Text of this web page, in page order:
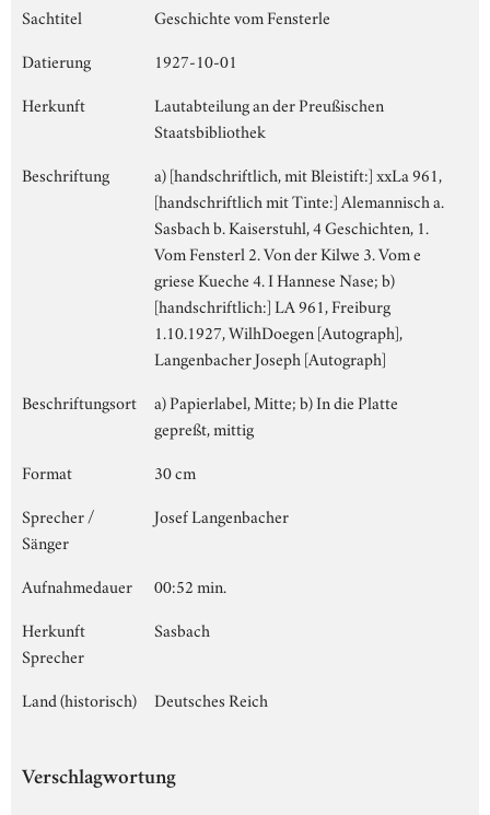
Sachtitel
Geschichte vom Fensterle
Datierung
1927-10-01
Herkunft
Lautabteilung an der Preußischen
Staatsbibliothek
Beschriftung
a) [handschriftlich, mit Bleistift:] xxLa 961,
[handschriftlich mit Tinte:] Alemannisch a.
Sasbach b. Kaiserstuhl, 4 Geschichten, 1.
Vom Fensterl 2. Von der Kilwe 3. Vom e
griese Kueche 4. I Hannese Nase; b)
[handschriftlich:] LA 961, Freiburg
1.10.1927, WilhDoegen [Autograph],
Langenbacher Joseph [Autograph]
Beschriftungsort
a) Papierlabel, Mitte; b) In die Platte
gepreßt, mittig
Format
30 cm
Sprecher /
Sänger
Josef Langenbacher
Aufnahmedauer
00:52 min.
Herkunft
Sprecher
Sasbach
Land (historisch) Deutsches Reich
Verschlagwortung